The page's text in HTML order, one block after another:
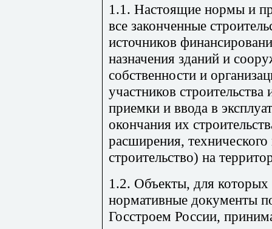
1.1. Настоящие нормы и
все законченные
источников
назначения зданий и
собственности и
участников строительства
приемки и ввода в
окончания их
расширения,
строительство) на
1.2. Объекты, для
нормативные документы
Госстроем России,